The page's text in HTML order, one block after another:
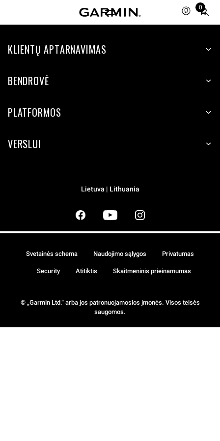
0
Total
items
cart:
KLIENTŲ APTARNAVIMAS
BENDROVĖ
PLATFORMOS
VERSLUI
Lietuva | Lithuania
© „Garmin Ltd.“ arba jos patronuojamosios įmonės. Visos teisės
saugomos.
Svetainės schema Naudojimo sąlygos Privatumas
Security Atitiktis Skaitmeninis prieinamumas